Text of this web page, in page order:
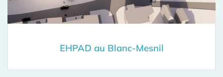
EHPAD au Blanc-Mesnil